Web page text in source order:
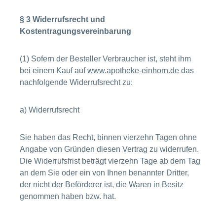
§ 3 Widerrufsrecht und
Kostentragungsvereinbarung
(1) Sofern der Besteller Verbraucher ist, steht ihm
bei einem Kauf aufwww.apotheke-einhorn.de das
nachfolgende Widerrufsrecht zu:
a) Widerrufsrecht
Sie haben das Recht, binnen vierzehn Tagen ohne
Angabe von Gründen diesen Vertrag zu widerrufen.
Die Widerrufsfrist beträgt vierzehn Tage ab dem Tag
an dem Sie oder ein von Ihnen benannter Dritter,
der nicht der Beförderer ist, die Waren in Besitz
genommen haben bzw. hat.